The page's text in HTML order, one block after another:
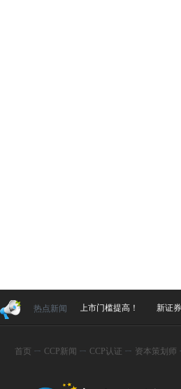
首页 ㄧ CCP新闻 ㄧ CCP认证 ㄧ 资本策划师
重磅！科创板上市门槛提高！ 新证
热点新闻